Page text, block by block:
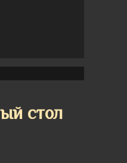
стол